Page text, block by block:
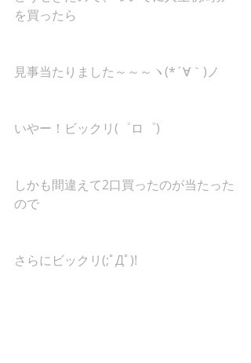
を買ったら
見事当たりました～～～ヽ(*´∀｀)ノ
いやー！ビックリ(゜ロ゜)
しかも間違えて2口買ったのが当たった
ので
さらにビックリ(;ﾟДﾟ)!